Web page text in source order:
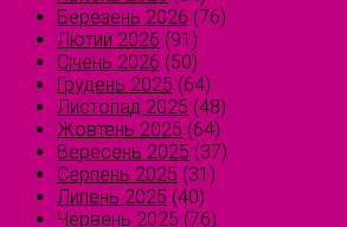
Березень 2026 (76)
Лютий 2026 (91)
Січень 2026 (50)
Грудень 2025 (64)
Листопад 2025 (48)
Жовтень 2025 (64)
Вересень 2025 (37)
Серпень 2025 (31)
Липень 2025 (40)
Червень 2025 (76)